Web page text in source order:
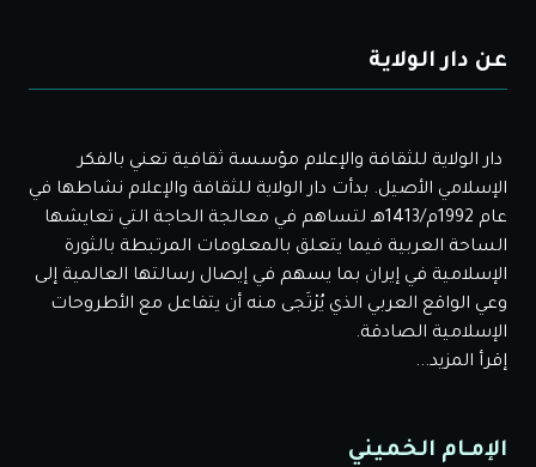
عن دار الولاية
دار الولاية للثقافة والإعلام مؤسسة ثقافية تعني بالفكر
الإسلامي الأصيل. بدأت دار الولاية للثقافة والإعلام نشاطها في
عام 1992م/1413هـ لتساهم في معالجة الحاجة التي تعايشها
الساحة العربية فيما يتعلق بالمعلومات المرتبطة بالثورة
الإسلامية في إيران بما يسهم في إيصال رسالتها العالمية إلى
وعي الواقع العربي الذي يُرْتَجى منه أن يتفاعل مع الأطروحات
الإسلامية الصادقة.
إقرأ المزيد...
الإمـام الخميني